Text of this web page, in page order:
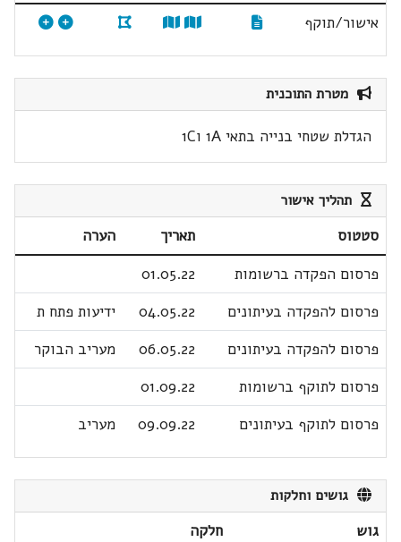
אישור/תוקף
מטרת התוכנית
הגדלת שטחי בנייה בתאי 1A ו1C
תהליך אישור
סטטוס תאריך
הערה
פרסום הפקדה ברשומות
01.05.22
פרסום להפקדה בעיתונים
04.05.22
ידיעות פתח ת
פרסום להפקדה בעיתונים
06.05.22
מעריב הבוקר
פרסום לתוקף ברשומות
01.09.22
פרסום לתוקף בעיתונים
09.09.22 מעריב
גושים וחלקות
גוש
חלקה